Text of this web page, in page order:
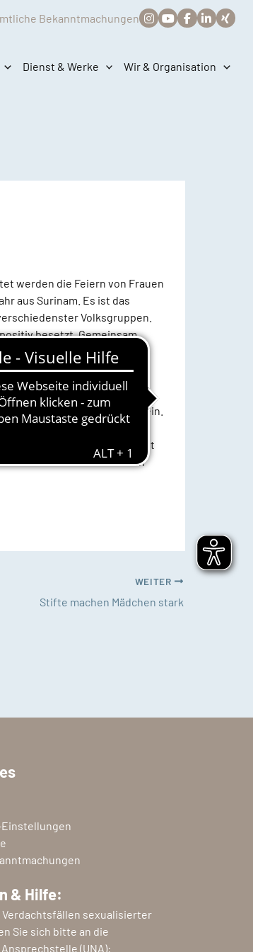
Bekanntmachungen
Dienst & Werke Wir & Organisation
werden die Feiern von Frauen
aus Surinam. Es ist das
Volksgruppen.
besetzt. Gemeinsam
Gottesdienste stehen
der Erde sorgsam
vielfältigen Gottesdiensten ein.
Imbiss, Bildern und
Die Gemeinde Bredstedt
Informationen finden sich
WEITER
Stifte machen Mädchen stark
& Hilfe:
Verdachtsfällen sexualisierter
Sie sich bitte an die
(UNA):